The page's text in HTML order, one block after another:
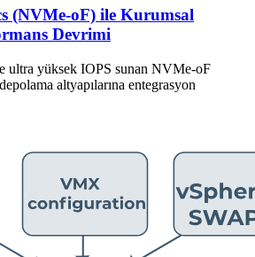
(NVMe-oF) ile Kurumsal
Devrimi
ultra yüksek IOPS sunan NVMe-oF
altyapılarına entegrasyon